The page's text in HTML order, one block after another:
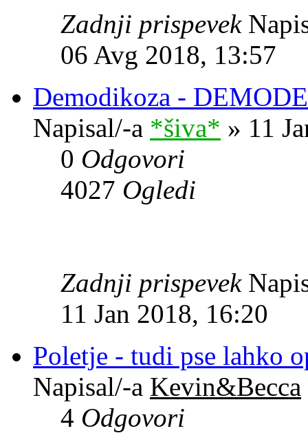
Zadnji prispevek
06 Avg 2018, 13:57
Demodikoza -
Napisal/-a *šiva* » 11
0 Odgovori
4027 Ogledi
Zadnji prispevek
11 Jan 2018, 16:20
Poletje - tudi pse lahko
Napisal/-a Kevin&Becca
4 Odgovori